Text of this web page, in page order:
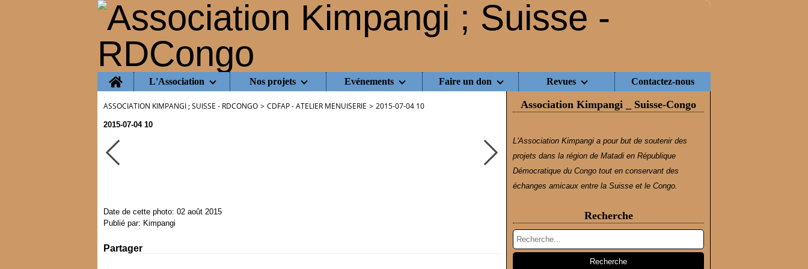
Home L'Association Nos projets Evénements Faire un don Revues Contactez-nous
ASSOCIATION KIMPANGI ; SUISSE - RDCONGO > CDFAP - ATELIER MENUISERIE > 2015-07-04 10
2015-07-04 10
Date de cette photo: 02 août 2015
Publié par: Kimpangi
Partager
Association Kimpangi _ Suisse-Congo
L'Association Kimpangi a pour but de soutenir des
projets dans la région de Matadi en République
Démocratique du Congo tout en conservant des
échanges amicaux entre la Suisse et le Congo.
Recherche